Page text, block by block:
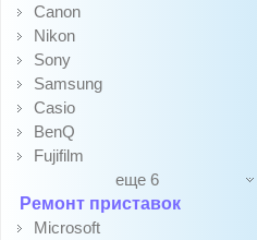
Canon
Nikon
Sony
Samsung
Casio
BenQ
Fujifilm
еще 6
Ремонт приставок
Microsoft